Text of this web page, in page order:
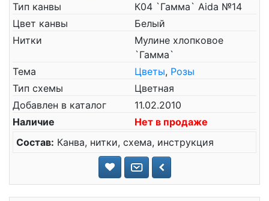
Тип канвы
К04 `Гамма` Aida №14
Цвет канвы
Белый
Нитки
Мулине хлопковое
`Гамма`
Тема
Цветы, Розы
Тип схемы
Цветная
Добавлен в каталог
11.02.2010
Наличие
Нет в продаже
Состав: Канва, нитки, схема, инструкция